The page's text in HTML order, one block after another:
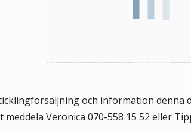
och information denna
Veronica 070-558 15 52 eller